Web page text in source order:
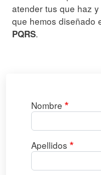
atender tus que haz
que hemos diseñado
PQRS.
Nombre
Apellidos